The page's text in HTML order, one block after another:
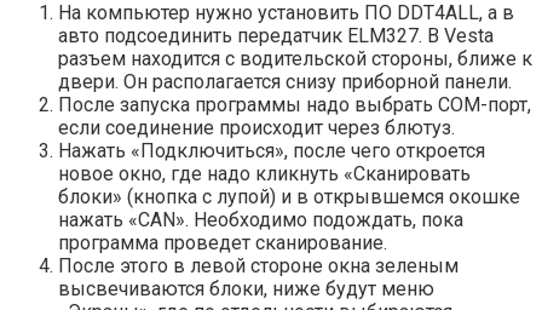
На компьютер нужно установить ПО DDT4ALL, а в
авто подсоединить передатчик ELM327. В Vesta
разъем находится с водительской стороны, ближе к
двери. Он располагается снизу приборной панели.
После запуска программы надо выбрать СОМ-порт,
если соединение происходит через блютуз.
Нажать «Подключиться», после чего откроется
новое окно, где надо кликнуть «Сканировать
блоки» (кнопка с лупой) и в открывшемся окошке
нажать «CAN». Необходимо подождать, пока
программа проведет сканирование.
После этого в левой стороне окна зеленым
высвечиваются блоки, ниже будут меню